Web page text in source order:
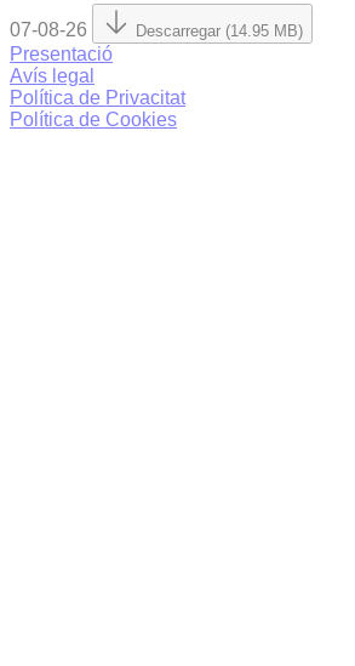
07-08-26 Descarregar (14.95 MB)
Presentació
Avís legal
Política de Privacitat
Política de Cookies